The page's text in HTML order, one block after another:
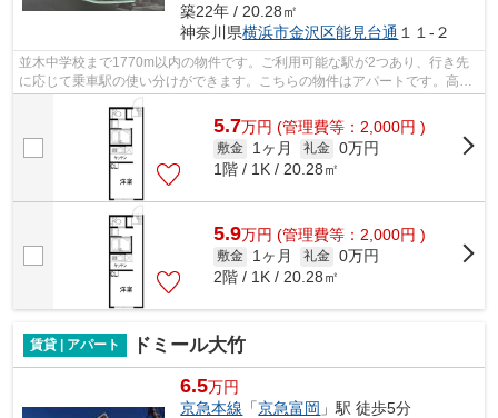
築22年 / 20.28㎡
神奈川県横浜市金沢区能見台通 １１-２
並木中学校まで1770m以内の物件です。ご利用可能な駅が2つあり、行き先
に応じて乗車駅の使い分けができます。こちらの物件はアパートです。高ニ
ーズな駅近の物件で、徒歩2分で駅に行く...
5.7万円 (管理費等：2,000円 )
敷金 1ヶ月 礼金 0万円
1階 / 1K / 20.28㎡
5.9万円 (管理費等：2,000円 )
敷金 1ヶ月 礼金 0万円
2階 / 1K / 20.28㎡
賃貸 | アパート ドミール大竹
6.5万円
京急本線 「京急富岡 」駅 徒歩5分